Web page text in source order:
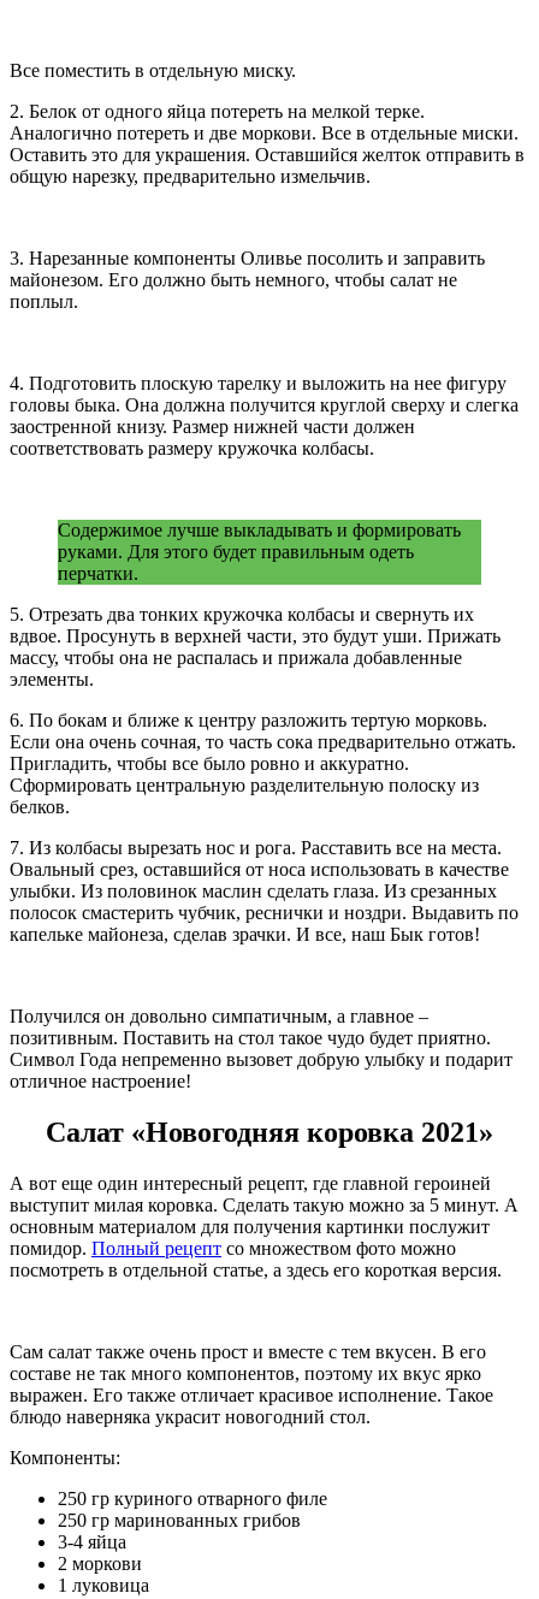
Все поместить в отдельную миску.
2. Белок от одного яйца потереть на мелкой терке.
Аналогично потереть и две моркови. Все в отдельные миски.
Оставить это для украшения. Оставшийся желток отправить в
общую нарезку, предварительно измельчив.
3. Нарезанные компоненты Оливье посолить и заправить
майонезом. Его должно быть немного, чтобы салат не
поплыл.
4. Подготовить плоскую тарелку и выложить на нее фигуру
головы быка. Она должна получится круглой сверху и слегка
заостренной книзу. Размер нижней части должен
соответствовать размеру кружочка колбасы.
Содержимое лучше выкладывать и формировать
руками. Для этого будет правильным одеть
перчатки.
5. Отрезать два тонких кружочка колбасы и свернуть их
вдвое. Просунуть в верхней части, это будут уши. Прижать
массу, чтобы она не распалась и прижала добавленные
элементы.
6. По бокам и ближе к центру разложить тертую морковь.
Если она очень сочная, то часть сока предварительно отжать.
Пригладить, чтобы все было ровно и аккуратно.
Сформировать центральную разделительную полоску из
белков.
7. Из колбасы вырезать нос и рога. Расставить все на места.
Овальный срез, оставшийся от носа использовать в качестве
улыбки. Из половинок маслин сделать глаза. Из срезанных
полосок смастерить чубчик, реснички и ноздри. Выдавить по
капельке майонеза, сделав зрачки. И все, наш Бык готов!
Получился он довольно симпатичным, а главное –
позитивным. Поставить на стол такое чудо будет приятно.
Символ Года непременно вызовет добрую улыбку и подарит
отличное настроение!
Салат «Новогодняя коровка 2021»
А вот еще один интересный рецепт, где главной героиней
выступит милая коровка. Сделать такую можно за 5 минут. А
основным материалом для получения картинки послужит
помидор. Полный рецепт со множеством фото можно
посмотреть в отдельной статье, а здесь его короткая версия.
Сам салат также очень прост и вместе с тем вкусен. В его
составе не так много компонентов, поэтому их вкус ярко
выражен. Его также отличает красивое исполнение. Такое
блюдо наверняка украсит новогодний стол.
Компоненты:
250 гр куриного отварного филе
250 гр маринованных грибов
3-4 яйца
2 моркови
1 луковица